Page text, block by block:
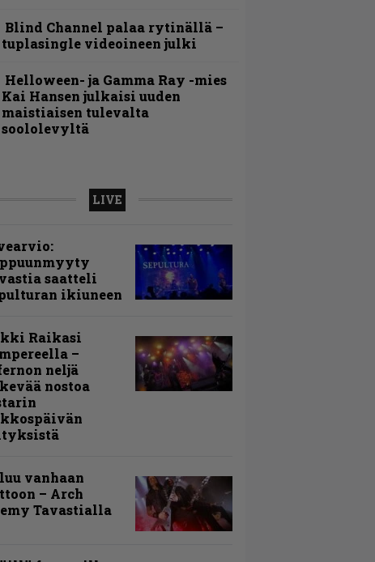
Blind Channel palaa rytinällä –
tuplasingle videoineen julki
Helloween- ja Gamma Ray -mies
Kai Hansen julkaisi uuden
maistiaisen tulevalta
soololevyltä
LIVE
saatteli
ikiuneen
Raikasi
–
neljä
nostoa
vanhaan
– Arch
Tavastialla